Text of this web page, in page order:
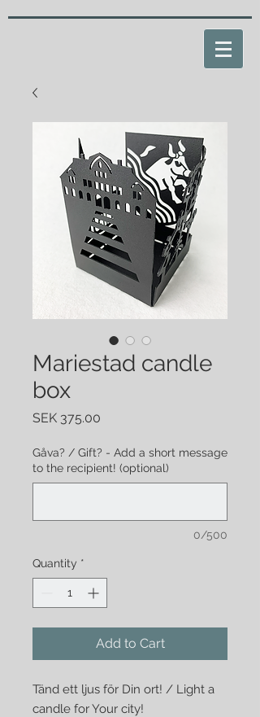
Mariestad candle
box
SEK 375.00
Gåva? / Gift? - Add a short message
to the recipient! (optional)
0/500
Quantity *
Add to Cart
Tänd ett ljus för Din ort! / Light a
candle for Your city!